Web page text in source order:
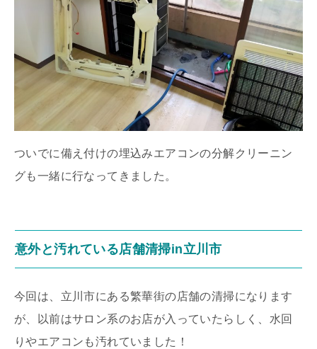
ついでに備え付けの埋込みエアコンの分解クリーニン
グも一緒に行なってきました。
意外と汚れている店舗清掃in立川市
今回は、立川市にある繁華街の店舗の清掃になります
が、以前はサロン系のお店が入っていたらしく、水回
りやエアコンも汚れていました！